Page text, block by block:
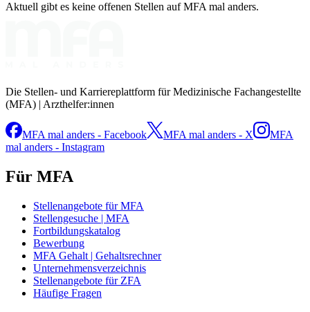
Aktuell gibt es keine offenen Stellen auf MFA mal anders.
Die Stellen- und Karriereplattform für Medizinische Fachangestellte
(MFA) | Arzthelfer:innen
MFA mal anders - Facebook MFA mal anders - X
MFA
mal anders - Instagram
Für MFA
Stellenangebote für MFA
Stellengesuche | MFA
Fortbildungskatalog
Bewerbung
MFA Gehalt | Gehaltsrechner
Unternehmensverzeichnis
Stellenangebote für ZFA
Häufige Fragen